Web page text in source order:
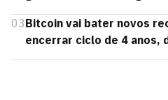
03Bitcoin vai bater novos
encerrar ciclo de 4 anos,